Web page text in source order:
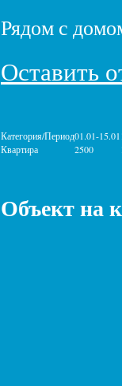
Рядом с
Оставить
Категория/Период01.01-15.01
Квартира
2500
Объект на